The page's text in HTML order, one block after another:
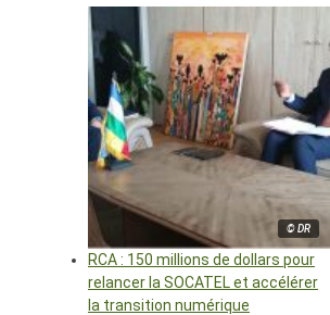
© DR
RCA : 150 millions de dollars pour
relancer la SOCATEL et accélérer
la transition numérique